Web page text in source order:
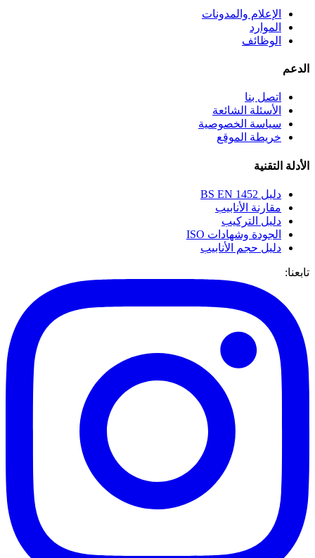
الإعلام والمدونات
الموارد
الوظائف
الدعم
اتصل بنا
الأسئلة الشائعة
سياسة الخصوصية
خريطة الموقع
الأدلة التقنية
دليل BS EN 1452
مقارنة الأنابيب
دليل التركيب
الجودة وشهادات ISO
دليل حجم الأنابيب
تابعنا: